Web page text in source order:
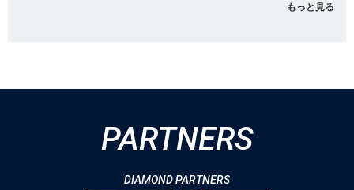
もっと見る
PARTNERS
DIAMOND PARTNERS